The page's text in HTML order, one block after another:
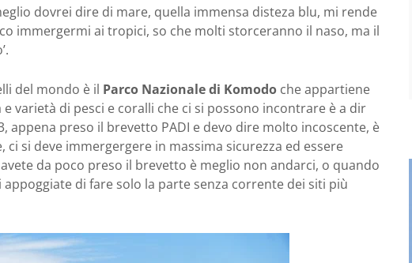
dovrei dire di mare, quella immensa disteza blu, mi rende
immergermi ai tropici, so che molti storceranno il naso, ma il
del mondo è il Parco Nazionale di Komodo che appartiene
varietà di pesci e coralli che ci si possono incontrare è a dir
appena preso il brevetto PADI e devo dire molto incoscente, è
si deve immergergere in massima sicurezza ed essere
da poco preso il brevetto è meglio non andarci, o quando
di fare solo la parte senza corrente dei siti più